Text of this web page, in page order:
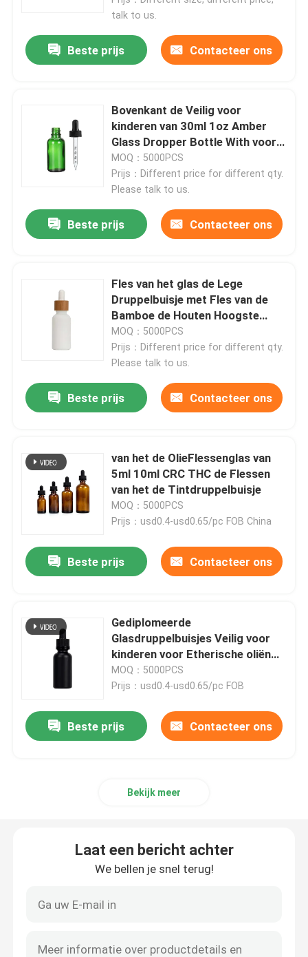
Huis
Videos
Over ons
Fabrieksreis
Gevallen
Aangepast wietpakket
talk to us.
Beste prijs Contacteer ons
Bovenkant de Veilig voor
kinderen van 30ml 1oz Amber
Glass Dropper Bottle With voor
Hennepolie
MOQ：5000PCS
Prijs：Different price for different qty.
Please talk to us.
Beste prijs Contacteer ons
Fles van het glas de Lege
Druppelbuisje met Fles van de
Bamboe de Houten Hoogste
30ml Etherische olie
MOQ：5000PCS
Prijs：Different price for different qty.
Please talk to us.
Beste prijs Contacteer ons
van het de OlieFlessenglas van
5ml 10ml CRC THC de Flessen
van het de Tintdruppelbuisje
MOQ：5000PCS
Prijs：usd0.4-usd0.65/pc FOB China
Beste prijs Contacteer ons
Gediplomeerde
Glasdruppelbuisjes Veilig voor
kinderen voor Etherische oliën
Matt Black
MOQ：5000PCS
Prijs：usd0.4-usd0.65/pc FOB
Beste prijs Contacteer ons
Bekijk meer
Laat een bericht achter
We bellen je snel terug!